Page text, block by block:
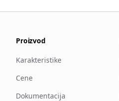
Proizvod
Karakteristike
Cene
Dokumentacija